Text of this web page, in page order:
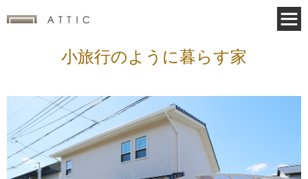
小旅行のように暮らす家